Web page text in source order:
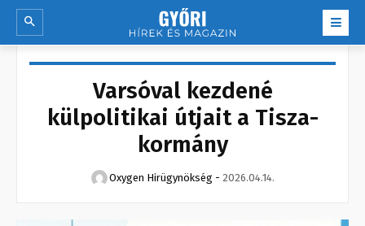
Varsóval kezdené
külpolitikai útjait a Tisza-
kormány
Oxygen Hirügynökség - 2026.04.14.